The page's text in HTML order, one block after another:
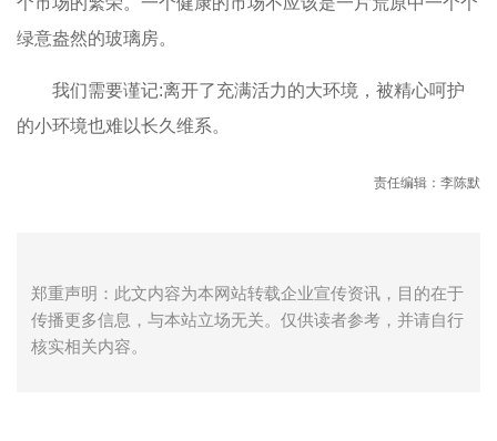
绿意盎然的玻璃房。
我们需要谨记:离开了充满活力的大环境，被精心呵护
的小环境也难以长久维系。
责任编辑：李陈默
郑重声明：此文内容为本网站转载企业宣传资讯，目的在于
传播更多信息，与本站立场无关。仅供读者参考，并请自行
核实相关内容。